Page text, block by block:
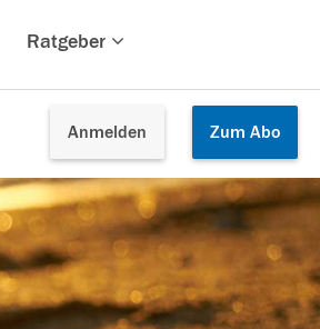
Ratgeber
Anmelden Zum Abo